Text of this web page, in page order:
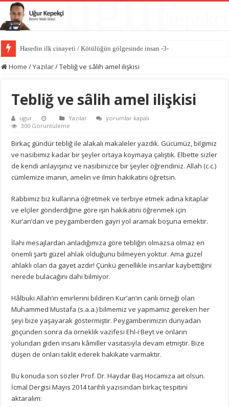
Hasedin ilk cinayeti / Kötülüğün gölgesinde insan -3-
İlk kıvılcım: İblis’in kibri / Kötülüğün gölgesinde insan -2-
Home /Yazılar/Tebliğ ve sâlih amel ilişkisi
Tebliğ ve sâlih amel ilişkisi
ugur Yazılar
Tebliğ
amel
ilişkisi
için
yorumlar kapalı
300 Görüntüleme
Birkaç gündür tebliğ ile alakalı makaleler yazdık. Gücümüz, bilgimiz
ve nasibimiz kadar bir şeyler ortaya koymaya çalıştık. Elbette sizler
de kendi anlayışınız ve nasibinizce bir şeyler öğrendiniz. Allah (c.c.)
cümlemize imanın, amelin ve ilmin hakikatini öğretsin.
Rabbimiz biz kullarına öğretmek ve terbiye etmek adına kitaplar
ve elçiler gönderdiğine göre işin hakikatini öğrenmek için
Kur’an’dan ve peygamberden gayri yol aramak boşuna emektir.
İlahi mesajlardan anladığımıza göre tebliğin olmazsa olmaz en
önemli şartı güzel ahlak olduğunu bilmeyen yoktur. Ama güzel
ahlaklı olan da gayet azdır! Çünkü genellikle insanlar kaybettiğini
nerede bulacağını dahi bilmiyor.
Hâlbuki Allah’ın emirlerini bildiren Kur’an’ın canlı örneği olan
Muhammed Mustafa (s.a.a.) bilmemiz ve yapmamız gereken her
şeyi bize yaşayarak göstermiştir. Peygamberimizin dünyadan
göçünden sonra da örneklik vazifesi Ehl-i Beyt ve onların
yolundan giden insanı kâmiller vasıtasıyla devam etmiştir. Bize
düşen de onları taklit ederek hakikate varmaktır.
Bu konuda son sözler Prof. Dr. Haydar Baş Hocamıza ait olsun.
İcmal Dergisi Mayıs 2014 tarihli yazısından birkaç tespitini
aktaralım: